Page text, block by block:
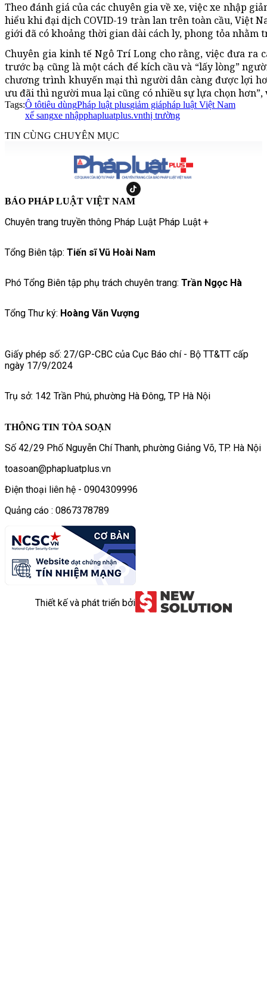
Theo đánh giá của các chuyên gia về xe, việc xe nhập
hiểu khi đại dịch COVID-19 tràn lan trên toàn cầu, Việt
giới đã có khoảng thời gian dài cách ly, phong tỏa nhằm
Chuyên gia kinh tế Ngô Trí Long cho rằng, việc đưa ra
trước bạ cũng là một cách để kích cầu và “lấy lòng”
chương trình khuyến mại thì người dân càng được lợi
ưu đãi thì người mua lại cũng có nhiều sự lựa chọn hơn”,
Tags:Ô tôtiêu dùngPháp luật plusgiảm giápháp luật Việt Nam
xế sangxe nhậpphapluatplus.vnthị trường
TIN CÙNG CHUYÊN MỤC
BÁO PHÁP LUẬT VIỆT NAM
Chuyên trang truyền thông Pháp Luật Pháp Luật +
Tổng Biên tập: Tiến sĩ Vũ Hoài Nam
Phó Tổng Biên tập phụ trách chuyên trang: Trần Ngọc Hà
Tổng Thư ký: Hoàng Văn Vượng
Giấy phép số: 27/GP-CBC của Cục Báo chí - Bộ TT&TT cấp
ngày 17/9/2024
Trụ sở: 142 Trần Phú, phường Hà Đông, TP Hà Nội
THÔNG TIN TÒA SOẠN
Số 42/29 Phố Nguyễn Chí Thanh, phường Giảng Võ, TP. Hà Nội
toasoan@phapluatplus.vn
Điện thoại liên hệ - 0904309996
Quảng cáo : 0867378789
Thiết kế và phát triển bởi